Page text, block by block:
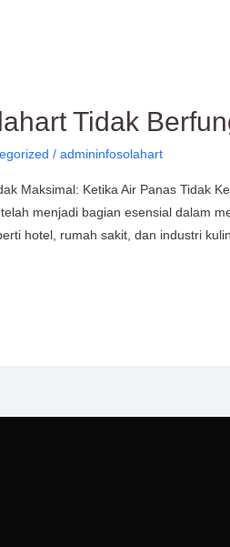
Tidak
/admininfosolahart
Maksimal: Ketika Air Panas Tidak
menjadi bagian esensial dalam
hotel, rumah sakit, dan industri